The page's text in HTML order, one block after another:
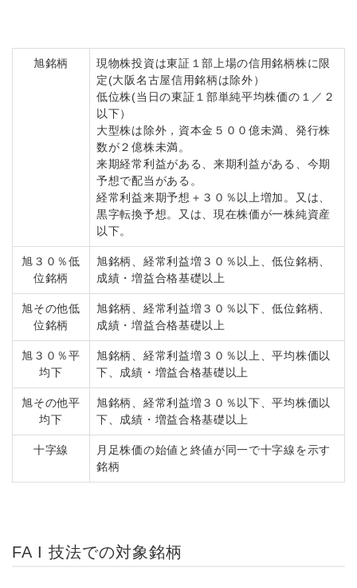
旭銘柄
現物株投資は東証１部上場の信用銘柄株に限
定(大阪名古屋信用銘柄は除外）
低位株(当日の東証１部単純平均株価の１／２
以下）
大型株は除外，資本金５００億未満、発行株
数が２億株未満。
来期経常利益がある、来期利益がある、今期
予想で配当がある。
経常利益来期予想＋３０％以上増加。又は、
黒字転換予想。又は、現在株価が一株純資産
以下。
旭３０％低
位銘柄
旭銘柄、経常利益増３０％以上、低位銘柄、
成績・増益合格基礎以上
旭その他低
位銘柄
旭銘柄、経常利益増３０％以下、低位銘柄、
成績・増益合格基礎以上
旭３０％平
均下
旭銘柄、経常利益増３０％以上、平均株価以
下、成績・増益合格基礎以上
旭その他平
均下
旭銘柄、経常利益増３０％以下、平均株価以
下、成績・増益合格基礎以上
十字線
月足株価の始値と終値が同一で十字線を示す
銘柄
FA I 技法での対象銘柄